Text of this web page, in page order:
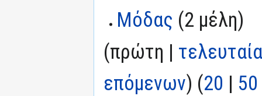
Μόδας ‏‎ (2 μέλη)
(πρώτη | τελευταία
επόμενων) (20 | 50